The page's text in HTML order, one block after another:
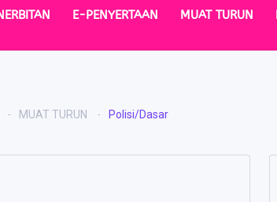
E-PENYERTAAN MUAT TURUN
MUAT TURUN Polisi/Dasar